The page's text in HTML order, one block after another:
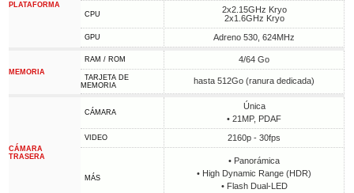
PLATAFORMA
CPU
2x2.15GHz Kryo
2x1.6GHz Kryo
GPU Adreno 530, 624MHz
MEMORIA
RAM / ROM 4/64 Go
TARJETA DE
MEMORIA
hasta 512Go (ranura dedicada)
CÁMARA
TRASERA
CÁMARA
Única
• 21MP, PDAF
VIDEO 2160p - 30fps
MÁS
• Panorámica
• High Dynamic Range (HDR)
• Flash Dual-LED